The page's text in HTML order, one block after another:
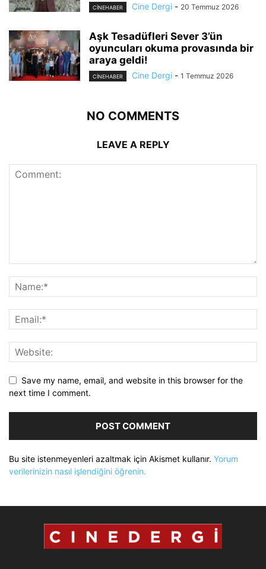
CINEHABER Cine Dergi - 20 Temmuz 2026
Aşk Tesadüfleri Sever 3’ün
oyuncuları okuma provasında bir
araya geldi!
CINEHABER Cine Dergi - 1 Temmuz 2026
NO COMMENTS
LEAVE A REPLY
Save my name, email, and website in this browser for the
next time I comment.
Bu site istenmeyenleri azaltmak için Akismet kullanır. Yorum
verilerinizin nasıl işlendiğini öğrenin.